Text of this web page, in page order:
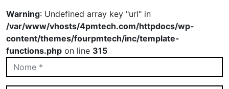
Warning: Undefined array key "url" in
/var/www/vhosts/4pmtech.com/httpdocs/wp-
content/themes/fourpmtech/inc/template-
functions.php on line 315